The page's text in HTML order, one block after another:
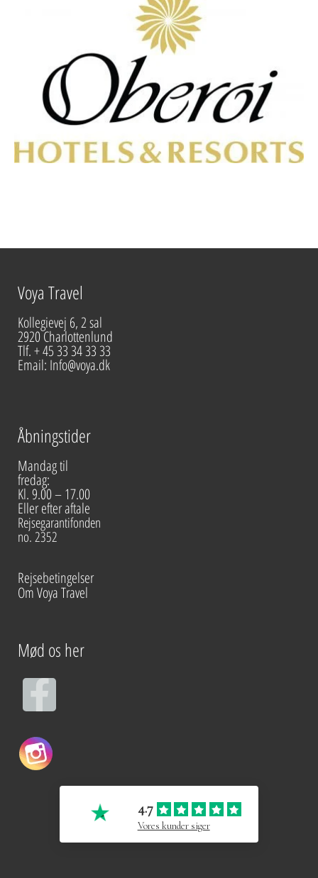
Voya Travel
Kollegievej 6, 2 sal
2920 Charlottenlund
Tlf. + 45 33 34 33 33
Email: Info@voya.dk
Åbningstider
Mandag til
fredag:
Kl. 9.00 – 17.00
Eller efter aftale
Rejsegarantifonden
no. 2352
Rejsebetingelser
Om Voya Travel
Mød os her
F
a
c
4.7
Vores kunder siger